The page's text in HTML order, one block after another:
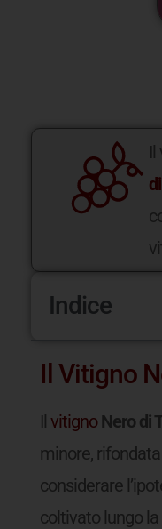
Il
Indice
Il Vitigno
Il vitigno Nero di
minore,
considerare
coltivato lungo